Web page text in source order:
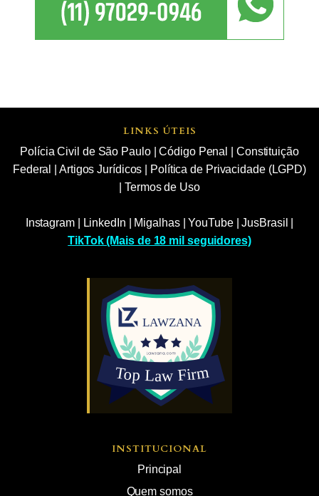
LINKS ÚTEIS
Polícia Civil de São Paulo|Código Penal
Constituição
Federal
Artigos Jurídicos
Política de Privacidade (LGPD)
|Termos de Uso
Instagram| LinkedIn Migalhas|YouTube|JusBrasil
TikTok (Mais de 18 mil seguidores)
INSTITUCIONAL
Principal
Quem somos